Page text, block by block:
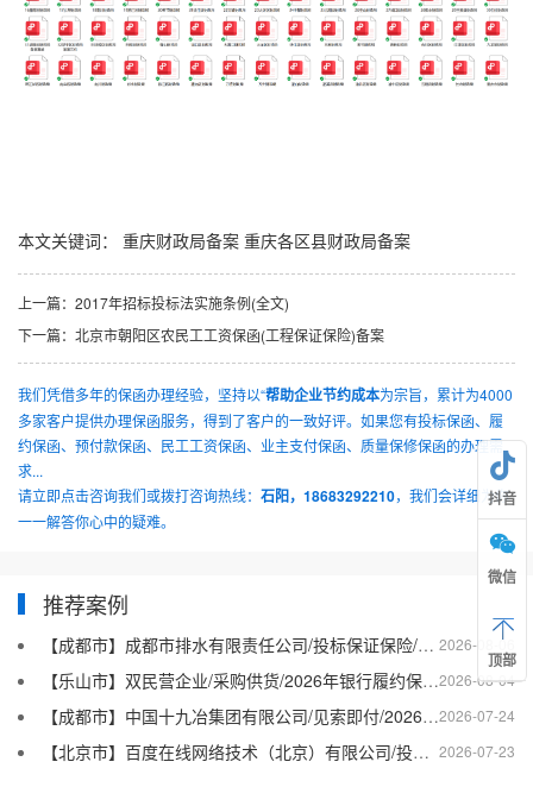
本文关键词： 重庆财政局备案 重庆各区县财政局备案
上一篇： 2017年招标投标法实施条例(全文)
下一篇： 北京市朝阳区农民工工资保函(工程保证保险)备案
我们凭借多年的保函办理经验，坚持以“帮助企业节约成本为宗旨，累计为4000
多家客户提供办理保函服务，得到了客户的一致好评。如果您有投标保函、履
约保函、预付款保函、民工工资保函、业主支付保函、质量保修保函的办理需
求...
请立即点击咨询我们或拨打咨询热线： 石阳，18683292210，我们会详细为你
一一解答你心中的疑难。
推荐案例
2026-08-06
【成都市】成都市排水有限责任公司/投标保证保险/2026银行投标保函十三
2026-08-04
【乐山市】双民营企业/采购供货/2026年银行履约保函四十二
2026-07-24
【成都市】中国十九冶集团有限公司/见索即付/2026年银行履约保函四十一
2026-07-23
【北京市】百度在线网络技术（北京）有限公司/投标保函/2026银行投标保函十二
抖音
微信
顶部